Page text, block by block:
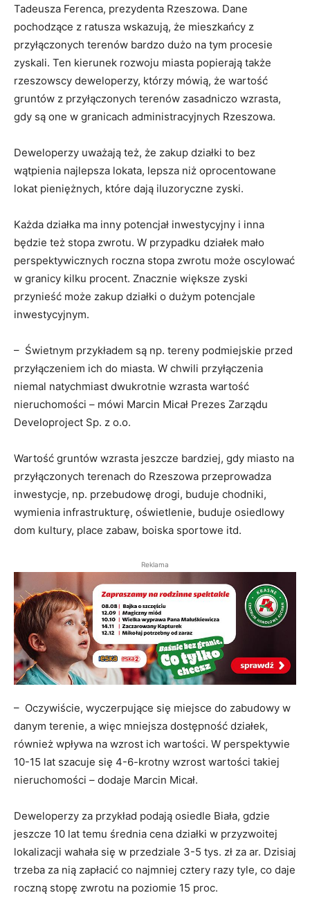
Tadeusza Ferenca, prezydenta Rzeszowa. Dane
pochodzące z ratusza wskazują, że mieszkańcy z
przyłączonych terenów bardzo dużo na tym procesie
zyskali. Ten kierunek rozwoju miasta popierają także
rzeszowscy deweloperzy, którzy mówią, że wartość
gruntów z przyłączonych terenów zasadniczo wzrasta,
gdy są one w granicach administracyjnych Rzeszowa.
Deweloperzy uważają też, że zakup działki to bez
wątpienia najlepsza lokata, lepsza niż oprocentowane
lokat pieniężnych, które dają iluzoryczne zyski.
Każda działka ma inny potencjał inwestycyjny i inna
będzie też stopa zwrotu. W przypadku działek mało
perspektywicznych roczna stopa zwrotu może oscylować
w granicy kilku procent. Znacznie większe zyski
przynieść może zakup działki o dużym potencjale
inwestycyjnym.
– Świetnym przykładem są np. tereny podmiejskie przed
przyłączeniem ich do miasta. W chwili przyłączenia
niemal natychmiast dwukrotnie wzrasta wartość
nieruchomości – mówi Marcin Micał Prezes Zarządu
Developroject Sp. z o.o.
Wartość gruntów wzrasta jeszcze bardziej, gdy miasto na
przyłączonych terenach do Rzeszowa przeprowadza
inwestycje, np. przebudowę drogi, buduje chodniki,
wymienia infrastrukturę, oświetlenie, buduje osiedlowy
dom kultury, place zabaw, boiska sportowe itd.
Reklama
– Oczywiście, wyczerpujące się miejsce do zabudowy w
danym terenie, a więc mniejsza dostępność działek,
również wpływa na wzrost ich wartości. W perspektywie
10-15 lat szacuje się 4-6-krotny wzrost wartości takiej
nieruchomości – dodaje Marcin Micał.
Deweloperzy za przykład podają osiedle Biała, gdzie
jeszcze 10 lat temu średnia cena działki w przyzwoitej
lokalizacji wahała się w przedziale 3-5 tys. zł za ar. Dzisiaj
trzeba za nią zapłacić co najmniej cztery razy tyle, co daje
roczną stopę zwrotu na poziomie 15 proc.